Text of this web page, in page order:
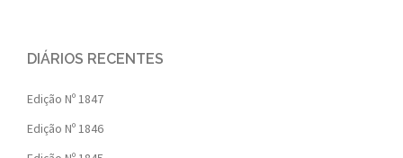
DIÁRIOS RECENTES
Edição Nº 1847
Edição Nº 1846